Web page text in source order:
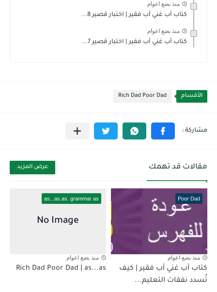
منذ بضع اعوام
كتاب أب غني أب فقير | اختبار قصير 8...
منذ بضع اعوام
كتاب أب غني أب فقير | اختبار قصير 7...
الأقسام Rich Dad Poor Dad
مقالات قد تهمك عرض المزيد
Poor Dad
منذ بضع اعوام
كتاب أب غني أب فقير | كيف
تُسدد نفقات التعليم...
as...as.as. grammar as
منذ بضع اعوام
Rich Dad Poor Dad | as...as